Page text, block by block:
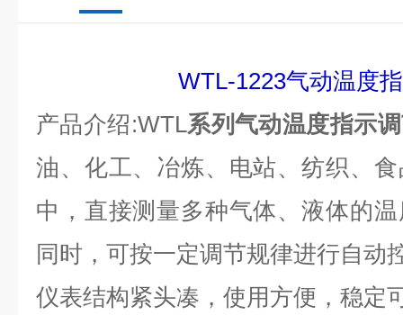
WTL-1223气动温度
产品介绍:WTL系列气动温度指示
油、化工、冶炼、电站、纺织、
中，直接测量多种气体、液体的
同时，可按一定调节规律进行自动
仪表结构紧头凑，使用方便，稳定